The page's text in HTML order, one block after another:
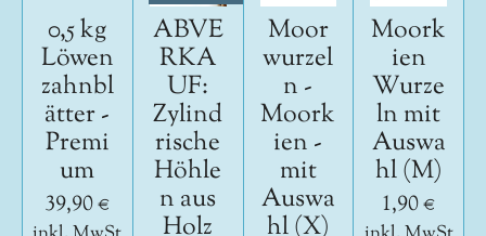
0,5 kg
Löwen
zahnbl
ätter -
Premi
um
39,90 €
ABVE
RKA
UF:
Zylind
rische
Höhle
n aus
Holz
Moor
wurzel
n -
Moork
ien -
mit
Auswa
hl (X)
Moork
ien
Wurze
ln mit
Auswa
hl (M)
1,90 €